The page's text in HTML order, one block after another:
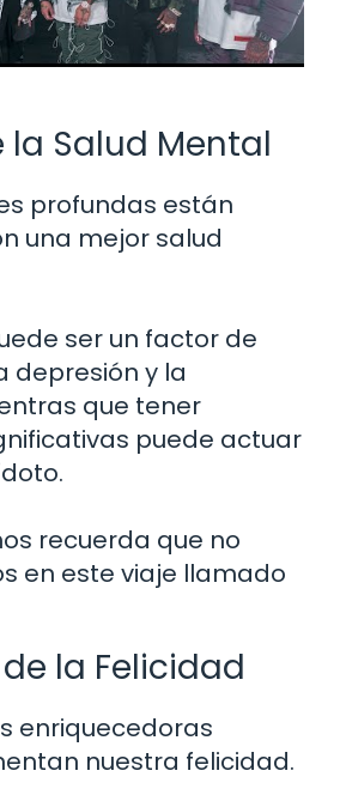
la Salud Mental
profundas están
una mejor salud
ser un factor de
depresión y la
que tener
puede actuar
recuerda que no
en este viaje llamado
la Felicidad
enriquecedoras
nuestra felicidad.